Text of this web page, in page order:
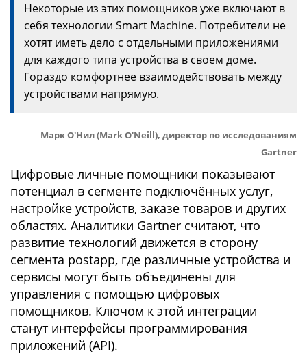
Некоторые из этих помощников уже включают в
себя технологии Smart Machine. Потребители не
хотят иметь дело с отдельными приложениями
для каждого типа устройства в своем доме.
Гораздо комфортнее взаимодействовать между
устройствами напрямую.
Марк О'Нил (Mark O'Neill), директор по исследованиям
Gartner
Цифровые личные помощники показывают
потенциал в сегменте подключённых услуг,
настройке устройств, заказе товаров и других
областях. Аналитики Gartner считают, что
развитие технологий движется в сторону
сегмента postapp, где различные устройства и
сервисы могут быть объединены для
управления с помощью цифровых
помощников. Ключом к этой интеграции
станут интерфейсы программирования
приложений (API).